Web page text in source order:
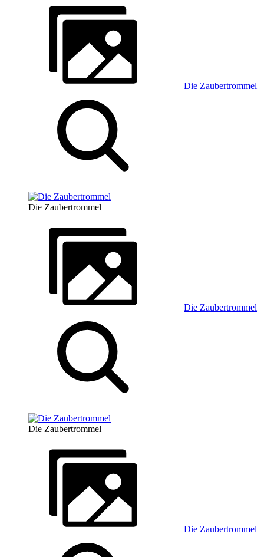
Die Zaubertrommel
Die Zaubertrommel
Die Zaubertrommel
Die Zaubertrommel
Die Zaubertrommel